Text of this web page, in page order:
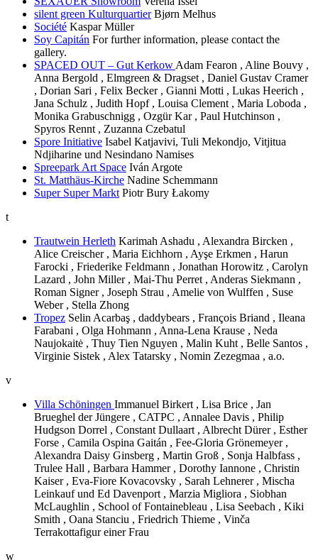
silent green Kulturquartier Bjørn Melhus
Société Kaspar Müller
Soy Capitán For further information, please contact the
gallery.
SPACED OUT – Gut Kerkow Adam Fearon , Aline Bouvy ,
Anna Bergold , Elmgreen & Dragset , Daniel Gustav Cramer
, Dorian Sari , Felix Becker , Gianni Motti , Lukas Heerich ,
Jana Schulz , Judith Hopf , Louisa Clement , Maria Loboda ,
Monika Grabuschnigg , Ozgür Kar , Paul Hutchinson ,
Spyros Rennt , Zuzanna Czebatul
Spore Initiative Isabel Katjavivi, Tuli Mekondjo, Vitjitua
Ndjiharine und Nesindano Namises
Spreepark Art Space Iván Argote
St. Matthäus-Kirche Nadine Schemmann
Super Super Markt Piotr Bury Łakomy
t
Trautwein Herleth Karimah Ashadu , Alexandra Bircken ,
Alice Creischer , Maria Eichhorn , Ayşe Erkmen , Harun
Farocki , Friederike Feldmann , Jonathan Horowitz , Carolyn
Lazard , John Miller , Mai-Thu Perret , Anderas Siekmann ,
Roman Signer , Joseph Strau , Amelie von Wulffen , Suse
Weber , Stella Zhong
Tropez Selin Acarbaş , daddybears , François Briand , Ileana
Farabani , Olga Hohmann , Anna-Lena Krause , Neda
Naujokaitė , Thuy Tien Nguyen , Malin Kuht , Belle Santos ,
Virginie Sistek , Alex Tatarsky , Nomin Zezegmaa , a.o.
v
Villa Schöningen Immanuel Birkert , Lisa Brice , Jan
Brueghel der Jüngere , CATPC , Annalee Davis , Philip
Hudgson Dorrel , Constant Dullaart , Albrecht Dürer , Esther
Forse , Camila Ospina Gaitán , Fee-Gloria Grönemeyer ,
Alexandra Daisy Ginsberg , Martin Groß , Sonja Halbfass ,
Trulee Hall , Barbara Hammer , Dorothy Iannone , Christin
Kaiser , Eva-Fiore Kovacovsky , Sarah Lehnerer , Mischa
Leinkauf und Ed Davenport , Marzia Migliora , Siobhan
McLaughlin , School of Fontainebleau , Lisa Seebach , Kiki
Smith , Oana Stanciu , Friedrich Thieme , Vinča
Terrakottafigur einer Frau
w